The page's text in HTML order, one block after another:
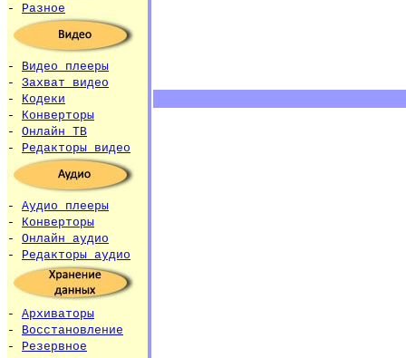
- Разное
- Видео плееры
- Захват видео
- Кодеки
- Конверторы
- Онлайн ТВ
- Редакторы видео
- Аудио плееры
- Конверторы
- Онлайн аудио
- Редакторы аудио
- Архиваторы
- Восстановление
- Резервное